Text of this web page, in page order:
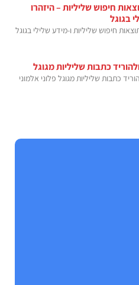
חיפוש שליליות – היזהרו
בגוגל
חיפוש שליליות ו-מידע שלילי בגוגל
כתבות שליליות מגוגל
כתבות שליליות מגוגל פלוני אלמוני